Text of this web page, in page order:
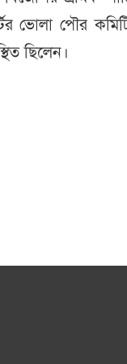
ভোলা পৌর
ছিলেন।